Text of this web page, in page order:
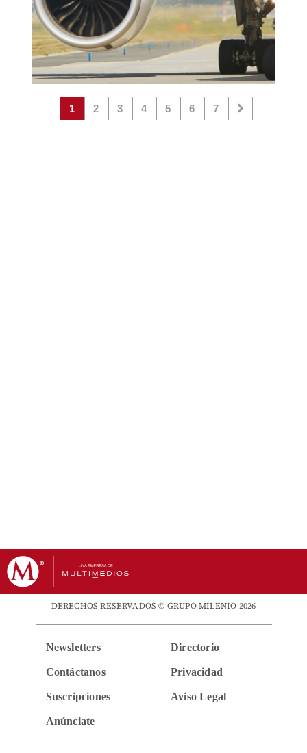
1 2 3 4 5 6 7
DERECHOS RESERVADOS © GRUPO MILENIO 2026
Newsletters
Contáctanos
Suscripciones
Anúnciate
Directorio
Privacidad
Aviso Legal